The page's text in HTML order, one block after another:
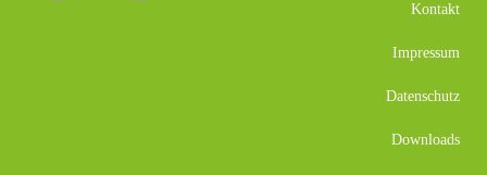
Kontakt
Impressum
Datenschutz
Downloads